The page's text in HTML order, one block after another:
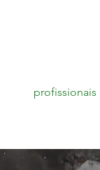
profissionais